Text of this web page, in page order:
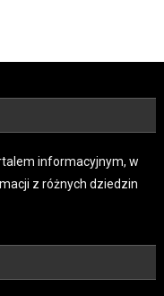
informacyjnym, w
z różnych dziedzin